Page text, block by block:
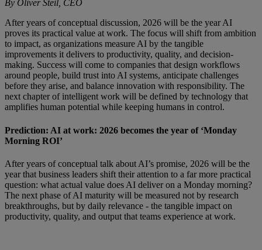
By Oliver Steil, CEO
After years of conceptual discussion, 2026 will be the year AI
proves its practical value at work. The focus will shift from ambition
to impact, as organizations measure AI by the tangible
improvements it delivers to productivity, quality, and decision-
making. Success will come to companies that design workflows
around people, build trust into AI systems, anticipate challenges
before they arise, and balance innovation with responsibility. The
next chapter of intelligent work will be defined by technology that
amplifies human potential while keeping humans in control.
Prediction: AI at work: 2026 becomes the year of ‘Monday
Morning ROI’
After years of conceptual talk about AI’s promise, 2026 will be the
year that business leaders shift their attention to a far more practical
question: what actual value does AI deliver on a Monday morning?
The next phase of AI maturity will be measured not by research
breakthroughs, but by daily relevance - the tangible impact on
productivity, quality, and output that teams experience at work.